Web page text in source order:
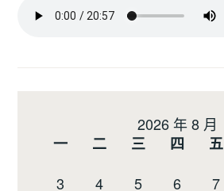
2026 年 8 月
一
二 三 四 五
3
4 5 6 7